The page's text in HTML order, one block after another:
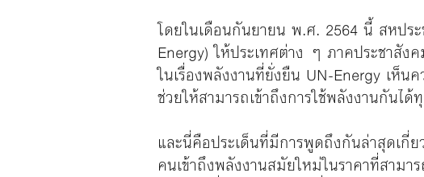
โดยในเดือนกันยายน พ.ศ. 2564 นี้ สหปร
Energy) ให้ประเทศต่าง ๆ ภาคประชาสั
ในเรื่องพลังงานที่ยั่งยืน UN-Energy เห็
ช่วยให้สามารถเข้าถึงการใช้พลังงานกันไ
และนี่คือประเด็นที่มีการพูดถึงกันล่าสุดเกี่
คนเข้าถึงพลังงานสมัยใหม่ในราคาที่สามา